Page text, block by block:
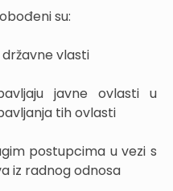
su:
državne vlasti
javne ovlasti u
tih ovlasti
postupcima u vezi s
iz radnog odnosa